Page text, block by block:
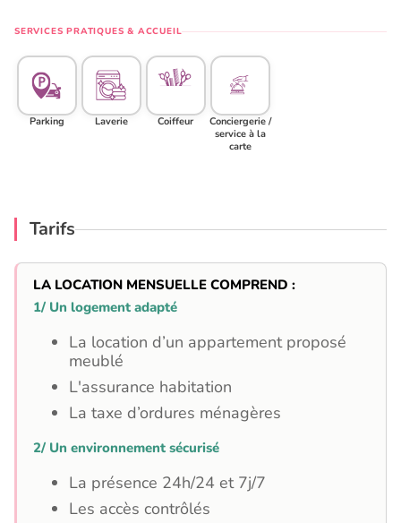
SERVICES PRATIQUES & ACCUEIL
Parking Laverie Coiffeur
Conciergerie /
service à la
carte
Tarifs
LA LOCATION MENSUELLE COMPREND :
1/ Un logement adapté
La location d’un appartement proposé
meublé
L'assurance habitation
La taxe d’ordures ménagères
2/ Un environnement sécurisé
La présence 24h/24 et 7j/7
Les accès contrôlés